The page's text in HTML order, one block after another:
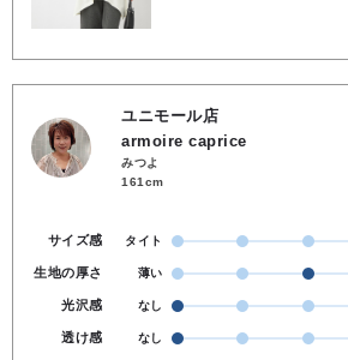
ステル65％, レーヨン32％, ポリウレタン3％
ユニモール店
armoire caprice
みつよ
161cm
サイズ感 タイト
生地の厚さ 薄い
光沢感 なし
透け感 なし